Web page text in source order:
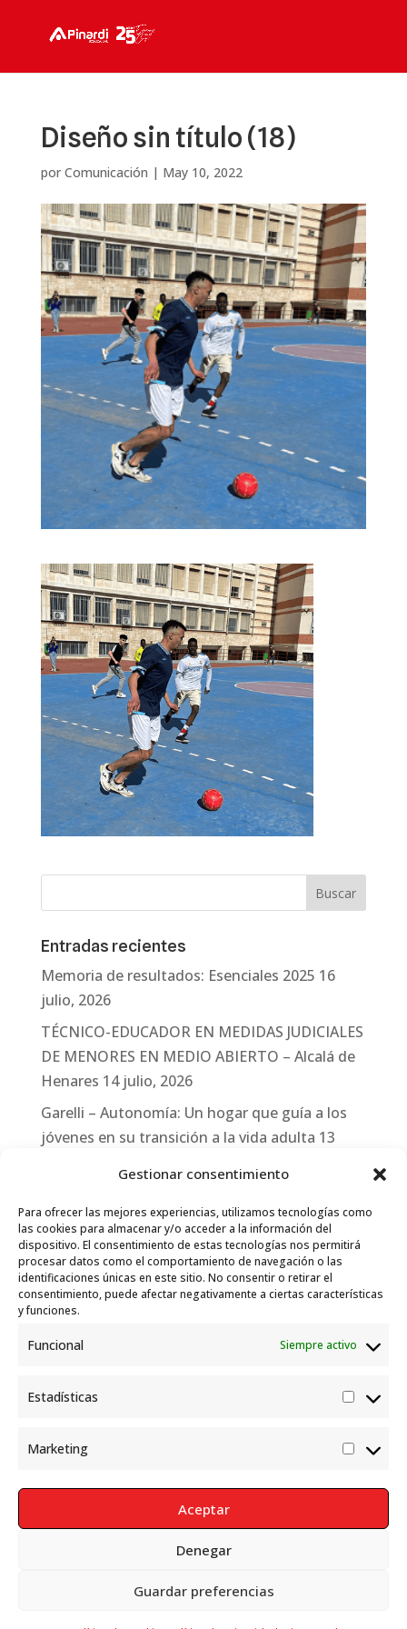
Gestionar consentimiento
Para ofrecer las mejores experiencias, utilizamos tecnologías como
las cookies para almacenar y/o acceder a la información del
dispositivo. El consentimiento de estas tecnologías nos permitirá
procesar datos como el comportamiento de navegación o las
identificaciones únicas en este sitio. No consentir o retirar el
consentimiento, puede afectar negativamente a ciertas características
y funciones.
Funcional Siempre activo
Estadísticas
Marketing
Aceptar
Denegar
Guardar preferencias
Diseño sin título (18)
por Comunicación | May 10, 2022
Entradas recientes
Memoria de resultados: Esenciales 2025 16
julio, 2026
TÉCNICO-EDUCADOR EN MEDIDAS JUDICIALES
DE MENORES EN MEDIO ABIERTO – Alcalá de
Henares 14 julio, 2026
Garelli – Autonomía: Un hogar que guía a los
jóvenes en su transición a la vida adulta 13
Garelli-Refugio: Acciones de empleo en el
marco del Sistema de Acogida de Protección
Internacional 10 julio, 2026
Política de Privacidad